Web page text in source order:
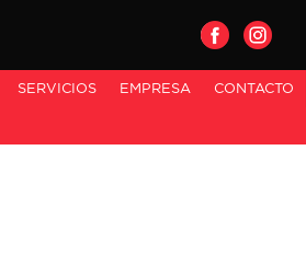
SERVICIOS EMPRESA CONTACTO